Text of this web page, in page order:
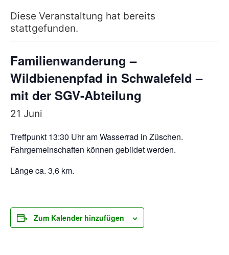
Diese Veranstaltung hat bereits
stattgefunden.
Familienwanderung –
Wildbienenpfad in Schwalefeld –
mit der SGV-Abteilung
21 Juni
Treffpunkt 13:30 Uhr am Wasserrad in Züschen.
Fahrgemeinschaften können gebildet werden.
Länge ca. 3,6 km.
Zum Kalender hinzufügen